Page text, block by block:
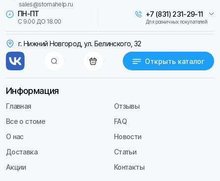
г. Нижний Новгород, ул. Белинского, 32
Открыть каталог
ПН-ПТ
С 9.00 ДО 18.00
+7 (831) 231-29-11
Для розничных покупателей
sales@stomahelp.ru
Информация
Главная
Все о стоме
О нас
Доставка
Акции
Отзывы
FAQ
Новости
Статьи
Контакты